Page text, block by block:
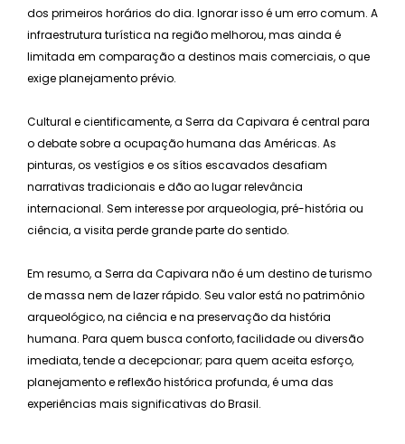
dos primeiros horários do dia. Ignorar isso é um erro comum. A
infraestrutura turística na região melhorou, mas ainda é
limitada em comparação a destinos mais comerciais, o que
exige planejamento prévio.
Cultural e cientificamente, a Serra da Capivara é central para
o debate sobre a ocupação humana das Américas. As
pinturas, os vestígios e os sítios escavados desafiam
narrativas tradicionais e dão ao lugar relevância
internacional. Sem interesse por arqueologia, pré-história ou
ciência, a visita perde grande parte do sentido.
Em resumo, a Serra da Capivara não é um destino de turismo
de massa nem de lazer rápido. Seu valor está no patrimônio
arqueológico, na ciência e na preservação da história
humana. Para quem busca conforto, facilidade ou diversão
imediata, tende a decepcionar; para quem aceita esforço,
planejamento e reflexão histórica profunda, é uma das
experiências mais significativas do Brasil.